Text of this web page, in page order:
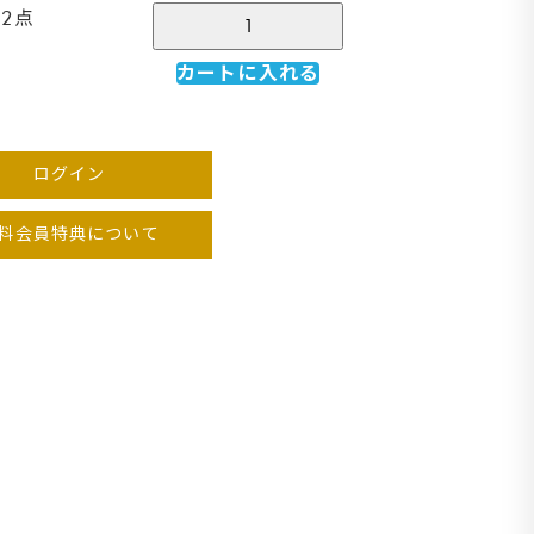
点
カートに入れる
ログイン
会員特典について